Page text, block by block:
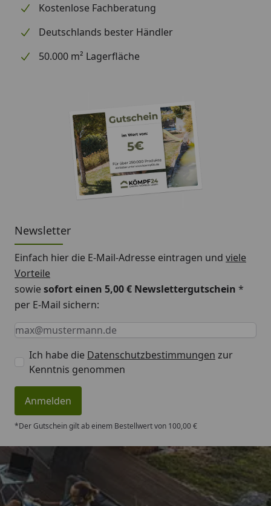
Kostenlose Fachberatung
Deutschlands bester Händler
50.000 m² Lagerfläche
Newsletter
Einfach hier die E-Mail-Adresse eintragen und viele
Vorteile
sowiesofort einen 5,00 € Newslettergutschein *
per E-Mail sichern:
Keine Eingabe erforderlich
Eingabe erforderlich
E-Mail *
Ich habe die Datenschutzbestimmungen zur
Kenntnis genommen
Anmelden
*Der Gutschein gilt ab einem Bestellwert von 100,00 €
Trusted Shops